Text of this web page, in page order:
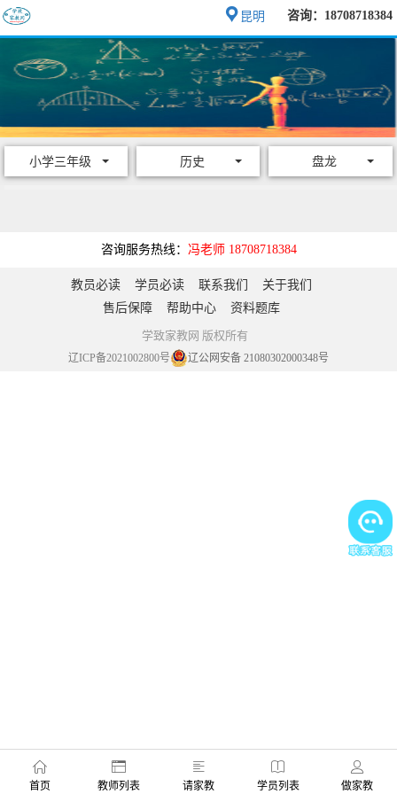
咨询：18708718384
昆明
小学三年级 历史 盘龙
咨询服务热线： 冯老师 18708718384
教员必读 学员必读 联系我们
关于我们
售后保障
帮助中心 资料题库
学致家教网 版权所有
辽ICP备2021002800号 辽公网安备 21080302000348号
首页 教师列表 请家教 学员列表 做家教